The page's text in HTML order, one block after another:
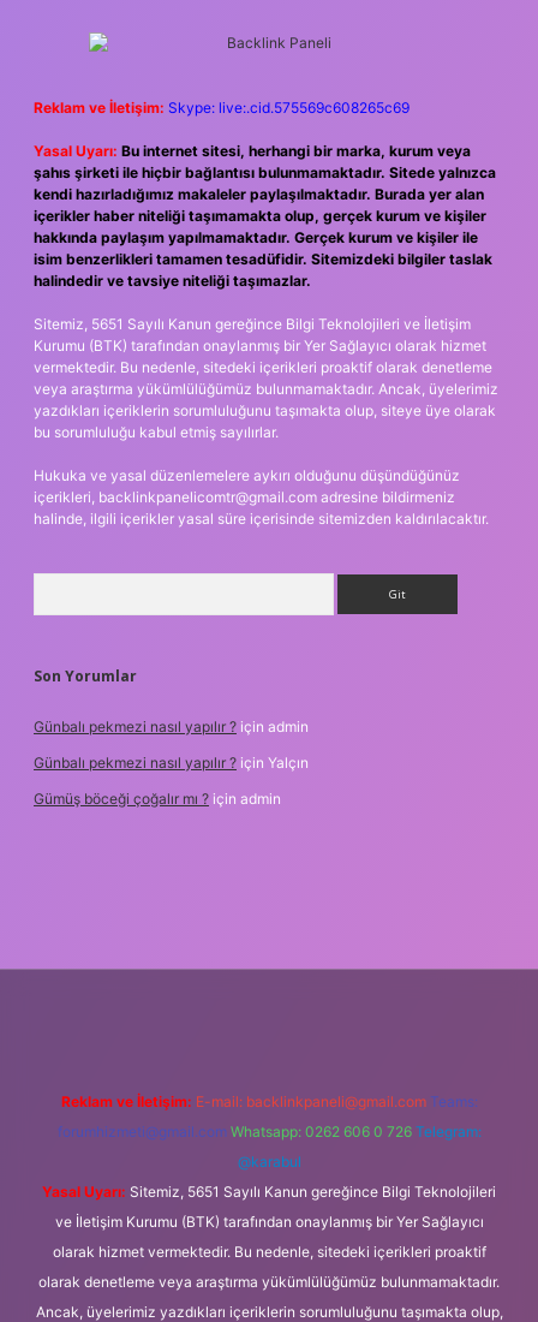
Reklam ve İletişim: Skype: live:.cid.575569c608265c69
Yasal Uyarı: Bu internet sitesi, herhangi bir marka, kurum veya
şahıs şirketi ile hiçbir bağlantısı bulunmamaktadır. Sitede yalnızca
kendi hazırladığımız makaleler paylaşılmaktadır. Burada yer alan
içerikler haber niteliği taşımamakta olup, gerçek kurum ve kişiler
hakkında paylaşım yapılmamaktadır. Gerçek kurum ve kişiler ile
isim benzerlikleri tamamen tesadüfidir. Sitemizdeki bilgiler taslak
halindedir ve tavsiye niteliği taşımazlar.
Sitemiz, 5651 Sayılı Kanun gereğince Bilgi Teknolojileri ve İletişim
Kurumu (BTK) tarafından onaylanmış bir Yer Sağlayıcı olarak hizmet
vermektedir. Bu nedenle, sitedeki içerikleri proaktif olarak denetleme
veya araştırma yükümlülüğümüz bulunmamaktadır. Ancak, üyelerimiz
yazdıkları içeriklerin sorumluluğunu taşımakta olup, siteye üye olarak
bu sorumluluğu kabul etmiş sayılırlar.
Hukuka ve yasal düzenlemelere aykırı olduğunu düşündüğünüz
içerikleri, backlinkpanelicomtr@gmail.com adresine bildirmeniz
halinde, ilgili içerikler yasal süre içerisinde sitemizden kaldırılacaktır.
Son Yorumlar
Günbalı pekmezi nasıl yapılır ? için admin
Günbalı pekmezi nasıl yapılır ? için Yalçın
Gümüş böceği çoğalır mı ? için admin
Reklam ve İletişim: E-mail: backlinkpaneli@gmail.com Teams:
forumhizmeti@gmail.com Whatsapp: 0262 606 0 726 Telegram:
@karabul
Yasal Uyarı: Sitemiz, 5651 Sayılı Kanun gereğince Bilgi Teknolojileri
ve İletişim Kurumu (BTK) tarafından onaylanmış bir Yer Sağlayıcı
olarak hizmet vermektedir. Bu nedenle, sitedeki içerikleri proaktif
olarak denetleme veya araştırma yükümlülüğümüz bulunmamaktadır.
Ancak, üyelerimiz yazdıkları içeriklerin sorumluluğunu taşımakta olup,